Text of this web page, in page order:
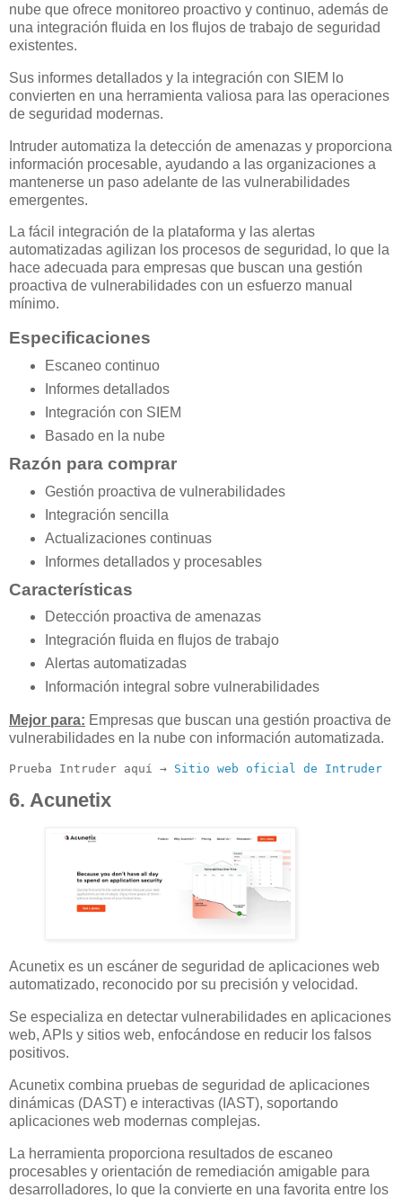
nube que ofrece monitoreo proactivo y continuo, además de
una integración fluida en los flujos de trabajo de seguridad
existentes.
Sus informes detallados y la integración con SIEM lo
convierten en una herramienta valiosa para las operaciones
de seguridad modernas.
Intruder automatiza la detección de amenazas y proporciona
información procesable, ayudando a las organizaciones a
mantenerse un paso adelante de las vulnerabilidades
emergentes.
La fácil integración de la plataforma y las alertas
automatizadas agilizan los procesos de seguridad, lo que la
hace adecuada para empresas que buscan una gestión
proactiva de vulnerabilidades con un esfuerzo manual
mínimo.
Especificaciones
Escaneo continuo
Informes detallados
Integración con SIEM
Basado en la nube
Razón para comprar
Gestión proactiva de vulnerabilidades
Integración sencilla
Actualizaciones continuas
Informes detallados y procesables
Características
Detección proactiva de amenazas
Integración fluida en flujos de trabajo
Alertas automatizadas
Información integral sobre vulnerabilidades
Mejor para: Empresas que buscan una gestión proactiva de
vulnerabilidades en la nube con información automatizada.
Prueba Intruder aquí → Sitio web oficial de Intruder
6. Acunetix
Acunetix es un escáner de seguridad de aplicaciones web
automatizado, reconocido por su precisión y velocidad.
Se especializa en detectar vulnerabilidades en aplicaciones
web, APIs y sitios web, enfocándose en reducir los falsos
positivos.
Acunetix combina pruebas de seguridad de aplicaciones
dinámicas (DAST) e interactivas (IAST), soportando
aplicaciones web modernas complejas.
La herramienta proporciona resultados de escaneo
procesables y orientación de remediación amigable para
desarrolladores, lo que la convierte en una favorita entre los